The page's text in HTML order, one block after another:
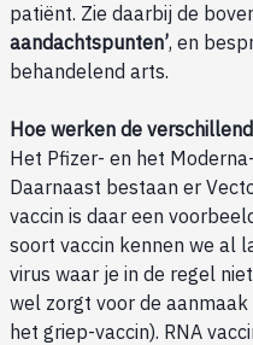
patiënt. Zie daarbij de
aandachtspunten’, en
behandelend arts.
Hoe werken de
Het Pfizer- en het
Daarnaast bestaan er
vaccin is daar een
soort vaccin kennen we al
virus waar je in de regel
wel zorgt voor de
het griep-vaccin). RNA